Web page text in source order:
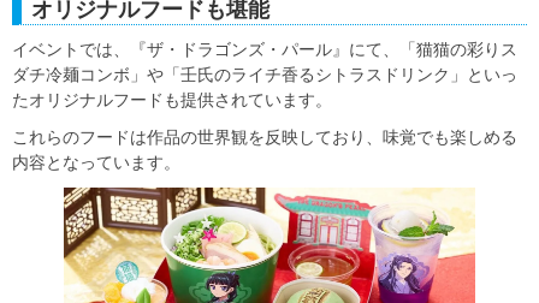
オリジナルフードも堪能
イベントでは、『ザ・ドラゴンズ・パール』にて、「猫猫の彩りス
ダチ冷麺コンボ」や「壬氏のライチ香るシトラスドリンク」といっ
たオリジナルフードも提供されています。
これらのフードは作品の世界観を反映しており、味覚でも楽しめる
内容となっています。